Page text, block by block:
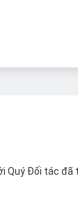
Quý Đối tác